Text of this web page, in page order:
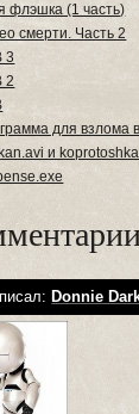
флэшка (1 часть)
смерти. Часть 2
3
2
для взлома
и
Donnie